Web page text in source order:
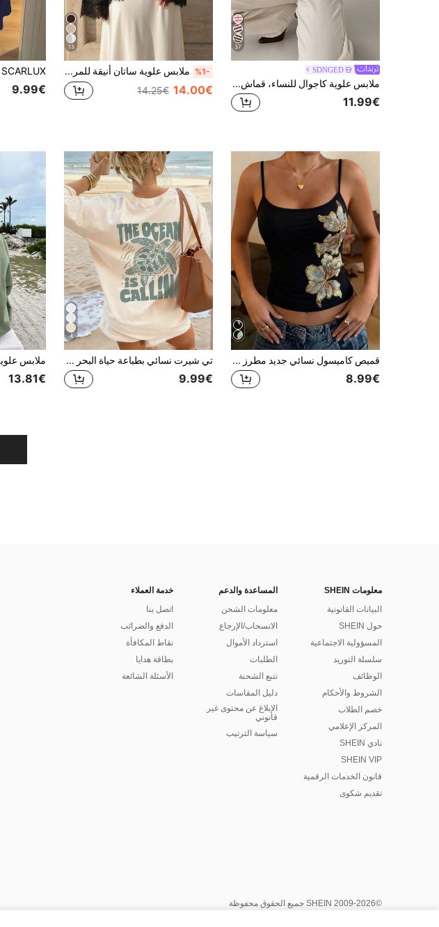
37
SDNGED
ملابس علوية كاجوال للنساء، قماش مخطط ملون مرن، للارتداء اليومي في الربيع/الخريف
11.99€
13
%1- ملابس علوية ساتان أنيقة للمرأة، تصميم رقعة دانتيل بياقة دائرية وأكمام طويلة وربطة خصر، قماش منسوج سادة مع رقعة دانتيل غير متماثلة/غير متماثلة، أنيقة للمكتب والاستخدام اليومي والمواعيد (أبيض شبه شفاف) أسود، ستايل مكتب سيرين
14.00€
14.25€
9.99€
قميص كاميسول نسائي جديد مطرز بحمالات رفيعة، قطعة كاجوال ضيقة بتصميم جذاب للعطلات والارتداء اليومي، لفصلي الربيع والصيف باللون الأسود
8.99€
4
تي شيرت نسائي بطباعة حياة البحر والرسائل، رقبة دائرية، أبيض، أسود، وردي، كاجوال لفصل الصيف
9.99€
13.81€
معلومات SHEIN
البيانات القانونية
حول SHEIN
المسؤولية الاجتماعية
سلسلة التوريد
الوظائف
الشروط والأحكام
خصم الطلاب
المركز الإعلامي
نادي SHEIN
SHEIN VIP
قانون الخدمات الرقمية
تقديم شكوى
المساعدة والدعم
معلومات الشحن
الانسحاب/الإرجاع
استرداد الأموال
الطلبات
تتبع الشحنة
دليل المقاسات
الإبلاغ عن محتوى غير
قانوني
سياسة الترتيب
خدمة العملاء
اتصل بنا
الدفع والضرائب
نقاط المكافأة
بطاقة هدايا
الأسئلة الشائعة
©2009-2026 SHEIN جميع الحقوق محفوظة